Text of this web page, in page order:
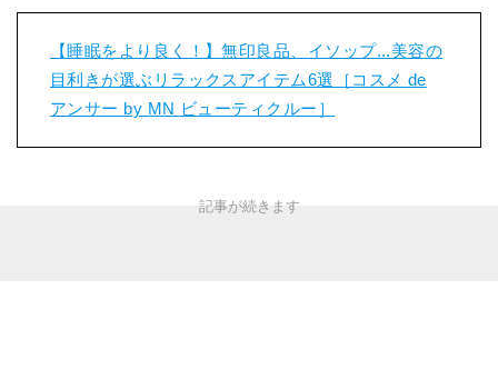
【睡眠をより良く！】無印良品、イソップ...美容の
目利きが選ぶリラックスアイテム6選［コスメ de
アンサー by MN ビューティクルー］